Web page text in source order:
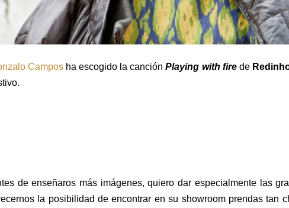
Campos ha escogido la canciónPlaying with firede
de enseñaros más imágenes, quiero dar especialmente las
la posibilidad de encontrar en su showroom prendas tan